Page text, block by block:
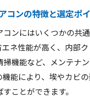
ンメーカーごとの保証
応が充実したエアコン
ンの保証期間とサポー
心できるエアコンメー
コンの特徴と選定ポ
コンにはいくつかの共
エネ性能が高く、内部
機能など、メンテナ
機能により、埃やカビ
ことができます。